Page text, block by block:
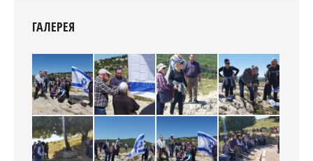
ГАЛЕРЕЯ